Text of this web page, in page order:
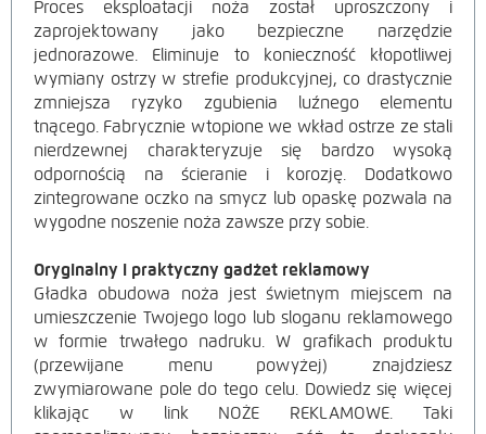
Proces eksploatacji noża został uproszczony i
zaprojektowany jako bezpieczne narzędzie
jednorazowe. Eliminuje to konieczność kłopotliwej
wymiany ostrzy w strefie produkcyjnej, co drastycznie
zmniejsza ryzyko zgubienia luźnego elementu
tnącego. Fabrycznie wtopione we wkład ostrze ze stali
nierdzewnej charakteryzuje się bardzo wysoką
odpornością na ścieranie i korozję. Dodatkowo
zintegrowane oczko na smycz lub opaskę pozwala na
wygodne noszenie noża zawsze przy sobie.
Oryginalny i praktyczny gadżet reklamowy
Gładka obudowa noża jest świetnym miejscem na
umieszczenie Twojego logo lub sloganu reklamowego
w formie trwałego nadruku. W grafikach produktu
(przewijane menu powyżej) znajdziesz
zwymiarowane pole do tego celu. Dowiedz się więcej
klikając w link NOŻE REKLAMOWE. Taki